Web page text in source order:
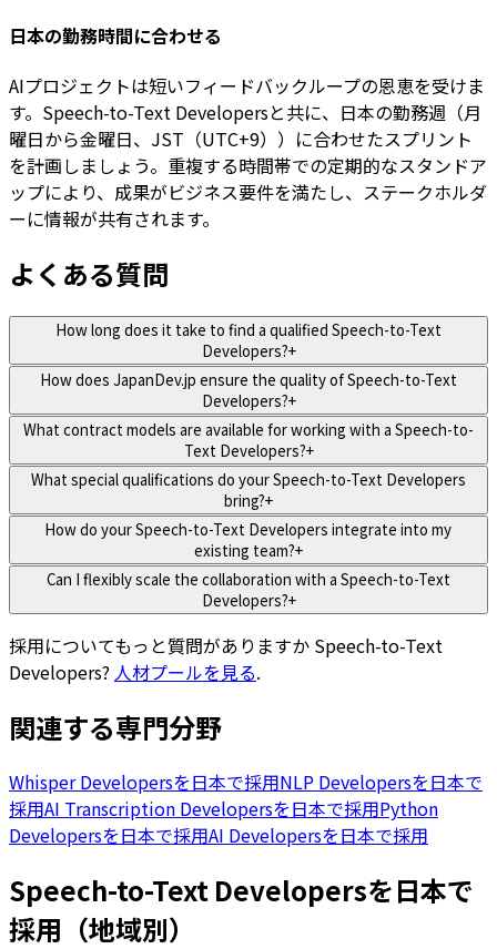
日本の勤務時間に合わせる
AIプロジェクトは短いフィードバックループの恩恵を受けま
す。Speech-to-Text Developersと共に、日本の勤務週（月
曜日から金曜日、JST（UTC+9））に合わせたスプリント
を計画しましょう。重複する時間帯での定期的なスタンドア
ップにより、成果がビジネス要件を満たし、ステークホルダ
ーに情報が共有されます。
よくある質問
How long does it take to find a qualified Speech-to-Text
Developers?+
How does JapanDev.jp ensure the quality of Speech-to-Text
Developers?+
What contract models are available for working with a Speech-to-
Text Developers?+
What special qualifications do your Speech-to-Text Developers
bring?+
How do your Speech-to-Text Developers integrate into my
existing team?+
Can I flexibly scale the collaboration with a Speech-to-Text
Developers?+
採用についてもっと質問がありますか Speech-to-Text
Developers? 人材プールを見る.
関連する専門分野
Whisper Developersを日本で採用NLP Developersを日本で
採用AI Transcription Developersを日本で採用Python
Developersを日本で採用AI Developersを日本で採用
Speech-to-Text Developersを日本で
採用（地域別）